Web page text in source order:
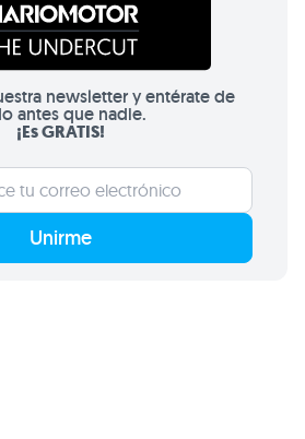
newsletter y entérate de
antes que nadie.
¡Es GRATIS!
Unirme